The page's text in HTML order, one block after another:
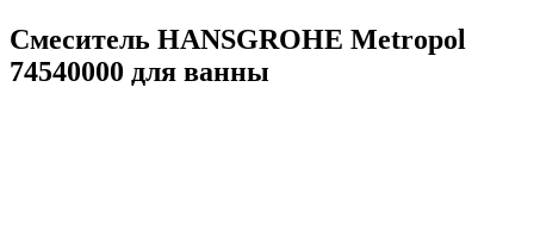
Смеситель HANSGROHE Metropol
74540000 для ванны